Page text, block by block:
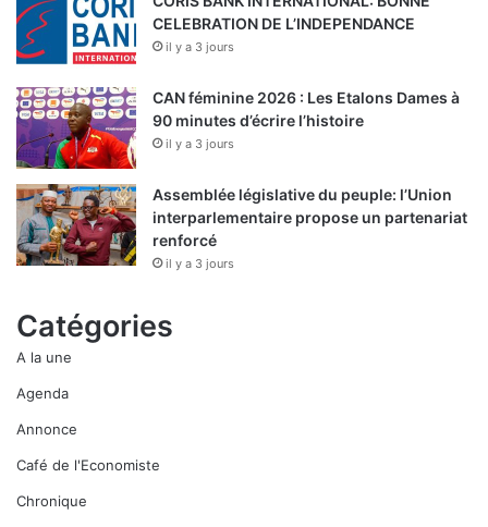
CELEBRATION DE L’INDEPENDANCE
il y a 3 jours
CAN féminine 2026 : Les Etalons Dames à
90 minutes d’écrire l’histoire
il y a 3 jours
Assemblée législative du peuple: l’Union
interparlementaire propose un partenariat
renforcé
il y a 3 jours
Catégories
A la une
Agenda
Annonce
Café de l'Economiste
Chronique